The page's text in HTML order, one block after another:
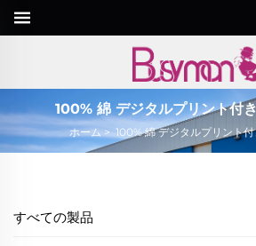
100% 綿 デジタルプリント付
ホーム> 100% 綿 デジタルプリント付
すべての製品